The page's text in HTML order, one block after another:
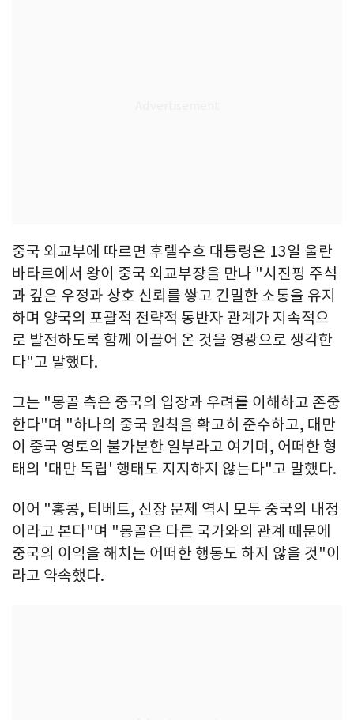
중국 외교부에 따르면 후렐수흐 대통령은 13일 울란
바타르에서 왕이 중국 외교부장을 만나 "시진핑 주석
과 깊은 우정과 상호 신뢰를 쌓고 긴밀한 소통을 유지
하며 양국의 포괄적 전략적 동반자 관계가 지속적으
로 발전하도록 함께 이끌어 온 것을 영광으로 생각한
다"고 말했다.
그는 "몽골 측은 중국의 입장과 우려를 이해하고 존중
한다"며 "하나의 중국 원칙을 확고히 준수하고, 대만
이 중국 영토의 불가분한 일부라고 여기며, 어떠한 형
태의 '대만 독립' 행태도 지지하지 않는다"고 말했다.
이어 "홍콩, 티베트, 신장 문제 역시 모두 중국의 내정
이라고 본다"며 "몽골은 다른 국가와의 관계 때문에
중국의 이익을 해치는 어떠한 행동도 하지 않을 것"이
라고 약속했다.